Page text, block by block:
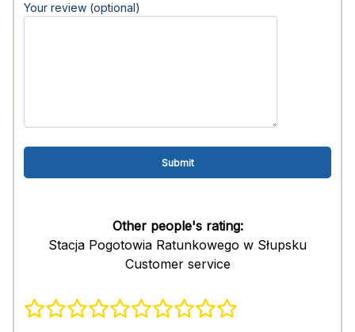
Your review (optional)
Other people's rating:
Stacja Pogotowia Ratunkowego w Słupsku
Customer service